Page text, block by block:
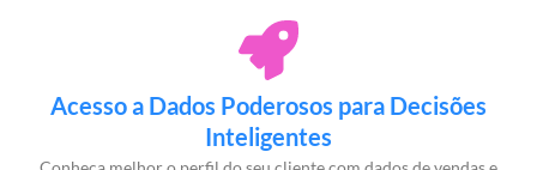
Acesso a Dados Poderosos para Decisões
Inteligentes